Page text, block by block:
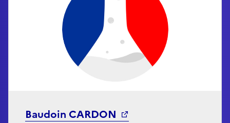
Baudoin CARDON